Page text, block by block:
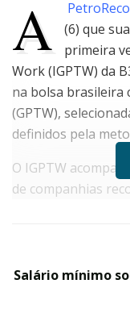
A
(6) que
primeira
Work (IGPTW) da
na bolsa brasileira
(GPTW),
definidos pela
O IGPTW
de companhias
corporativa. Na
termômetro da
desempenho
Salário mínimo